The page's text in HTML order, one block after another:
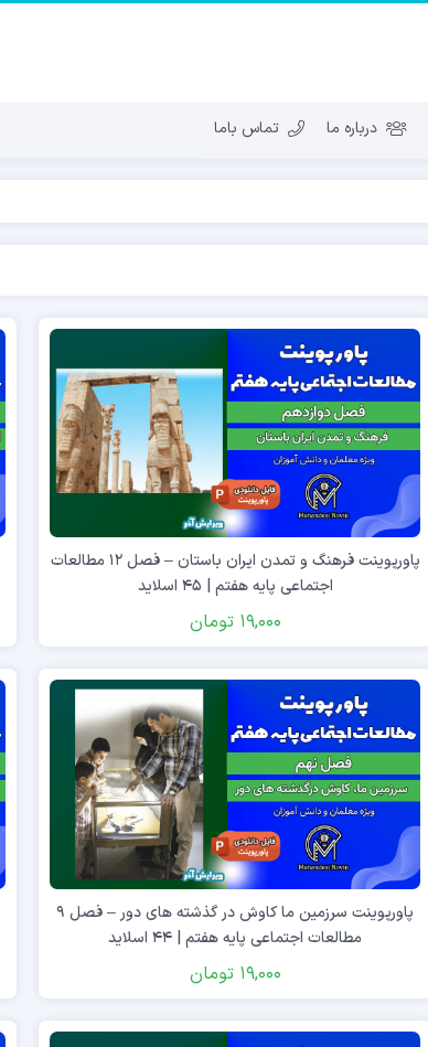
درباره ما تماس باما
پاورپوینت فرهنگ و تمدن ایران باستان – فصل ۱۲ مطالعات
اجتماعی پایه هفتم | ۴۵ اسلاید
19,000 تومان
پاورپوینت سرزمین ما کاوش در گذشته‌ های دور – فصل ۹
مطالعات اجتماعی پایه هفتم | ۴۴ اسلاید
19,000 تومان